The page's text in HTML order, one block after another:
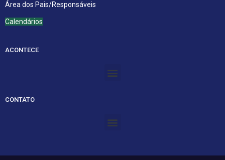
Área dos Pais/Responsáveis
Calendários
ACONTECE
Menu
CONTATO
Menu